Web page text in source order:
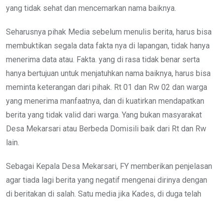
yang tidak sehat dan mencemarkan nama baiknya.
Seharusnya pihak Media sebelum menulis berita, harus bisa
membuktikan segala data fakta nya di lapangan, tidak hanya
menerima data atau. Fakta. yang di rasa tidak benar serta
hanya bertujuan untuk menjatuhkan nama baiknya, harus bisa
meminta keterangan dari pihak. Rt 01 dan Rw 02 dan warga
yang menerima manfaatnya, dan di kuatirkan mendapatkan
berita yang tidak valid dari warga. Yang bukan masyarakat
Desa Mekarsari atau Berbeda Domisili baik dari Rt dan Rw
lain.
Sebagai Kepala Desa Mekarsari, FY memberikan penjelasan
agar tiada lagi berita yang negatif mengenai dirinya dengan
di beritakan di salah. Satu media jika Kades, di duga telah